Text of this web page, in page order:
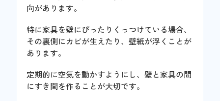
向があります。
特に家具を壁にぴったりくっつけている場合、
その裏側にカビが生えたり、壁紙が浮くことが
あります。
定期的に空気を動かすようにし、壁と家具の間
にすき間を作ることが大切です。